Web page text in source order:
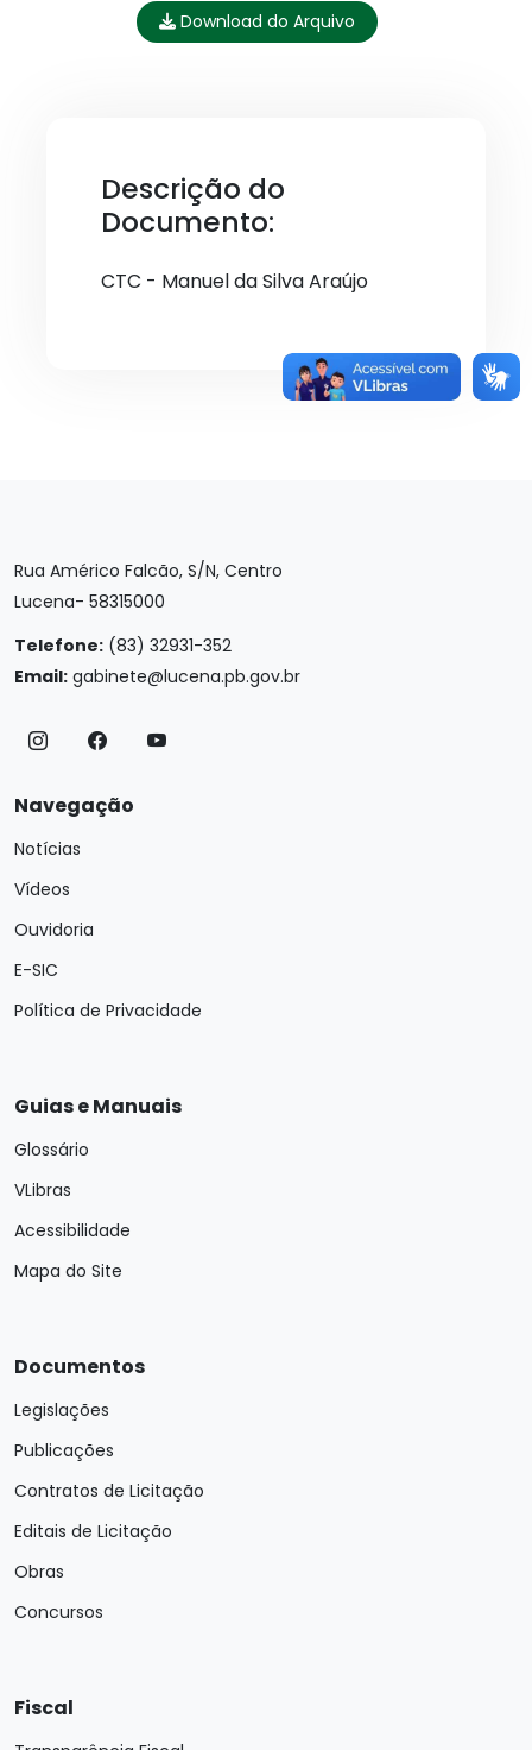
Download do Arquivo
Descrição do
Documento:
CTC - Manuel da Silva Araújo
Rua Américo Falcão, S/N, Centro
Lucena- 58315000
Telefone: (83) 32931-352
Email: gabinete@lucena.pb.gov.br
Navegação
Notícias
Vídeos
Ouvidoria
E-SIC
Política de Privacidade
Guias e Manuais
Glossário
VLibras
Acessibilidade
Mapa do Site
Documentos
Legislações
Publicações
Contratos de Licitação
Editais de Licitação
Obras
Concursos
Fiscal